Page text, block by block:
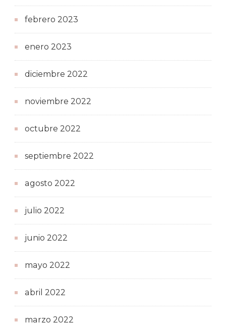
febrero 2023
enero 2023
diciembre 2022
noviembre 2022
octubre 2022
septiembre 2022
agosto 2022
julio 2022
junio 2022
mayo 2022
abril 2022
marzo 2022